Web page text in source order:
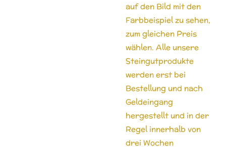
auf den Bild mit den
Farbbeispiel zu sehen,
zum gleichen Preis
wählen. Alle unsere
Steingutprodukte
werden erst bei
Bestellung und nach
Geldeingang
hergestellt und in der
Regel innerhalb von
drei Wochen